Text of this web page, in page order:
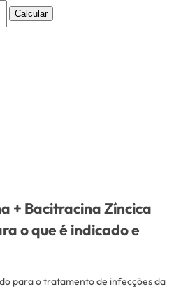
Calcular
+ Bacitracina Zíncica
o que é indicado e
para o tratamento de infecções da